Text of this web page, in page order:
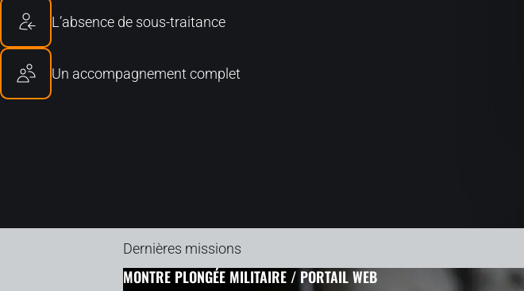
L’absence de sous-traitance
Un accompagnement complet
Dernières missions
MONTRE PLONGÉE MILITAIRE / PORTAIL WEB